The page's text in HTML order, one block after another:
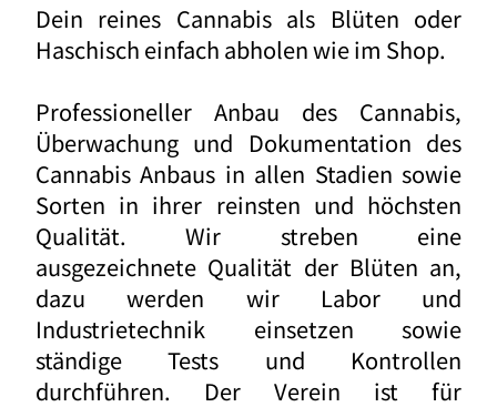
Dein reines Cannabis als Blüten oder
Haschisch einfach abholen wie im Shop.
Professioneller Anbau des Cannabis,
Überwachung und Dokumentation des
Cannabis Anbaus in allen Stadien sowie
Sorten in ihrer reinsten und höchsten
Qualität. Wir streben eine
ausgezeichnete Qualität der Blüten an,
dazu werden wir Labor und
Industrietechnik einsetzen sowie
ständige Tests und Kontrollen
durchführen. Der Verein ist für